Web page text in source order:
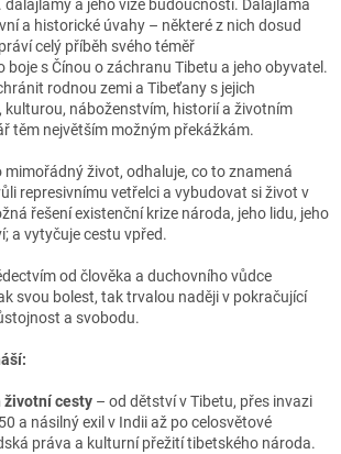
a jeho vize budoucnosti. Dalajláma
a historické úvahy – některé z nich dosud
celý příběh svého téměř
boje s Čínou o záchranu Tibetu a jeho obyvatel.
rodnou zemi a Tibeťany s jejich
kulturou, náboženstvím, historií a životním
těm největším možným překážkám.
mimořádný život, odhaluje, co to znamená
represivnímu vetřelci a vybudovat si život v
řešení existenční krize národa, jeho lidu, jeho
a vytyčuje cestu vpřed.
od člověka a duchovního vůdce
svou bolest, tak trvalou naději v pokračující
a svobodu.
životní cesty – od dětství v Tibetu, přes invazi
a násilný exil v Indii až po celosvětové
práva a kulturní přežití tibetského národa.